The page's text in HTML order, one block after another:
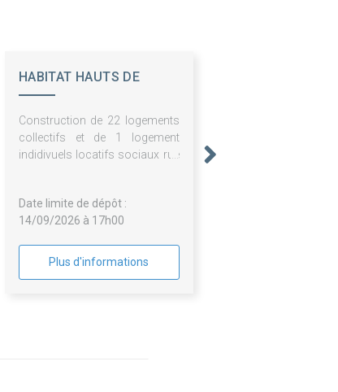
HABITAT HAUTS DE
Construction de 22 logements
collectifs et de 1 logement
indidivuels locatifs sociaux rue
Date limite de dépôt :
14/09/2026 à 17h00
Plus d'informations